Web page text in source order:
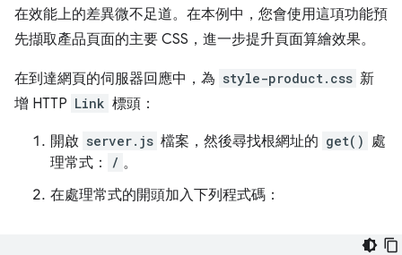
在效能上的差異微不足道。在本例中，您會使用這項功能預
先擷取產品頁面的主要 CSS，進一步提升頁面算繪效果。
在到達網頁的伺服器回應中，為 style-product.css 新
增 HTTP Link 標頭：
開啟 server.js 檔案，然後尋找根網址的 get() 處
理常式：
/ 。
在處理常式的開頭加入下列程式碼：